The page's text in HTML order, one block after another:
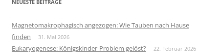
NEUESTE BEITRÄGE
Magnetomakrophagisch angezogen: Wie Tauben nach Hause
finden
31. Mai 2026
Eukaryogenese: Königskinder-Problem gelöst? 22. Februar 2026